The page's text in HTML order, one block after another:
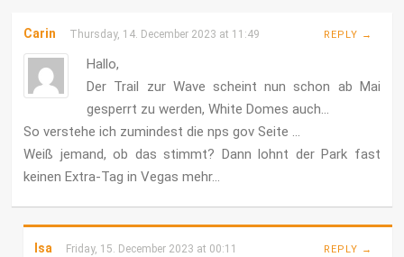
Carin Thursday, 14. December 2023 at 11:49 REPLY →
Hallo,
Der Trail zur Wave scheint nun schon ab Mai
gesperrt zu werden, White Domes auch…
So verstehe ich zumindest die nps gov Seite …
Weiß jemand, ob das stimmt? Dann lohnt der Park fast
keinen Extra-Tag in Vegas mehr…
Isa Friday, 15. December 2023 at 00:11 REPLY →